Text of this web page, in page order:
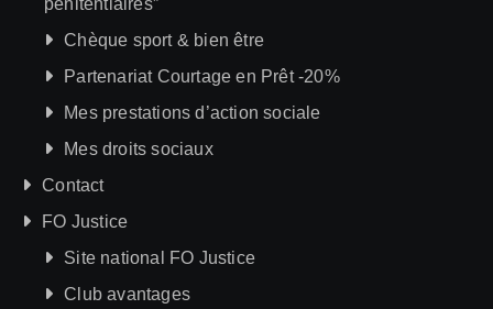
pénitentiaires”
Chèque sport & bien être
Partenariat Courtage en Prêt -20%
Mes prestations d’action sociale
Mes droits sociaux
Contact
FO Justice
Site national FO Justice
Club avantages